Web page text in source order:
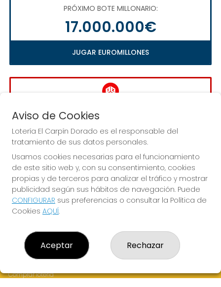
PRÓXIMO BOTE MILLONARIO:
17.000.000€
JUGAR EUROMILLONES
Sorteo del día 16-08-2026
PRÓXIMO BOTE MILLONARIO:
1.000.000€
JUGAR LA QUINIELA
LOTERÍA EL CARPÍN DORADO
Comprar lotería
Aviso de Cookies
Lotería El Carpín Dorado es el responsable del
tratamiento de sus datos personales.
Usamos cookies necesarias para el funcionamiento
de este sitio web y, con su consentimiento, cookies
propias y de terceros para analizar el tráfico y mostrar
publicidad según sus hábitos de navegación. Puede
CONFIGURAR sus preferencias o consultar la Política de
Cookies AQUÍ.
Aceptar Rechazar